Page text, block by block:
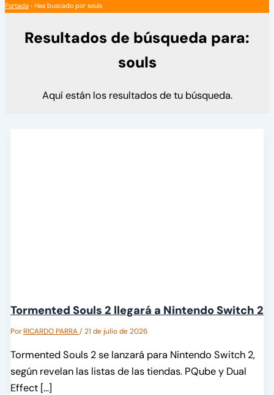
Portada › Has buscado por souls
Resultados de búsqueda para:
souls
Aquí están los resultados de tu búsqueda.
Tormented Souls 2 llegará a Nintendo Switch 2
PorRICARDO PARRA/21 de julio de 2026
Tormented Souls 2 se lanzará para Nintendo Switch 2,
según revelan las listas de las tiendas. PQube y Dual
Effect […]